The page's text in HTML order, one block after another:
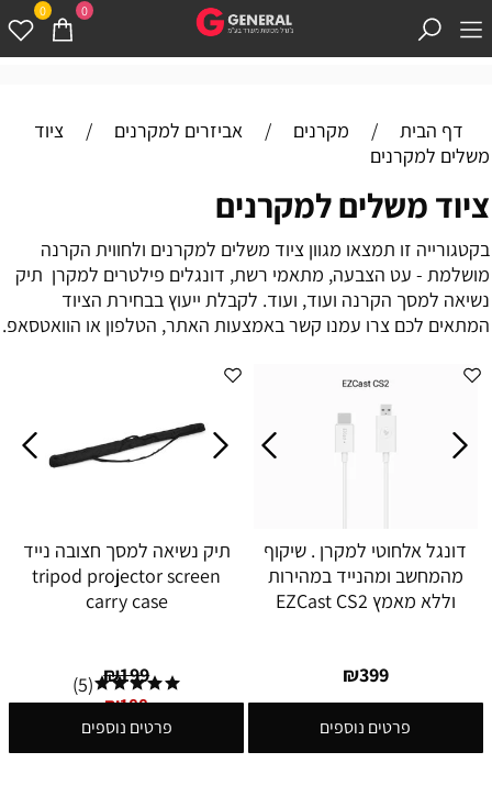
0 0
דף הבית / מקרנים / אביזרים למקרנים /
ציוד
משלים למקרנים
ציוד משלים למקרנים
בקטגורייה זו תמצאו מגוון ציוד משלים למקרנים ולחווית הקרנה
מושלמת - עט הצבעה, מתאמי רשת, דונגלים פילטרים למקרן תיק
נשיאה למסך הקרנה ועוד, ועוד. לקבלת ייעוץ בבחירת הציוד
המתאים לכם צרו עמנו קשר באמצעות האתר, הטלפון או הוואטסאפ.
דונגל אלחוטי למקרן . שיקוף
מהמחשב ומהנייד במהירות
וללא מאמץ EZCast CS2
₪399
פרטים נוספים
תיק נשיאה למסך חצובה נייד
tripod projector screen
carry case
₪199
₪188
(5)
פרטים נוספים